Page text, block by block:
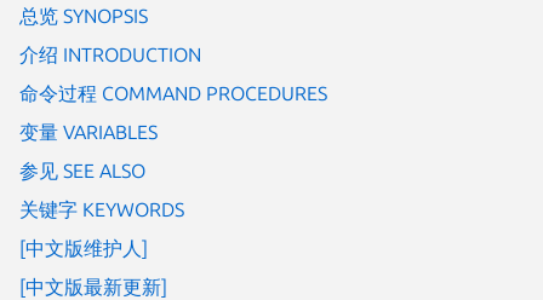
总览 SYNOPSIS
介绍 INTRODUCTION
命令过程 COMMAND PROCEDURES
变量 VARIABLES
参见 SEE ALSO
关键字 KEYWORDS
[中文版维护人]
[中文版最新更新]